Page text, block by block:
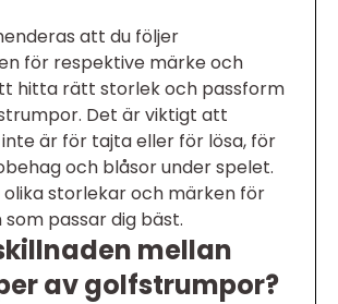
att du följer
för respektive märke och
hitta rätt storlek och passform
Det är viktigt att
är för tajta eller för lösa, för
och blåsor under spelet.
olika storlekar och märken för
passar dig bäst.
mellan
av golfstrumpor?